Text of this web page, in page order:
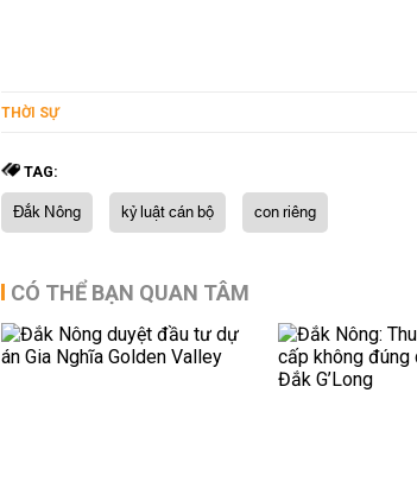
THỜI SỰ
TAG:
Đắk Nông kỷ luật cán bộ con riêng
CÓ THỂ BẠN QUAN TÂM